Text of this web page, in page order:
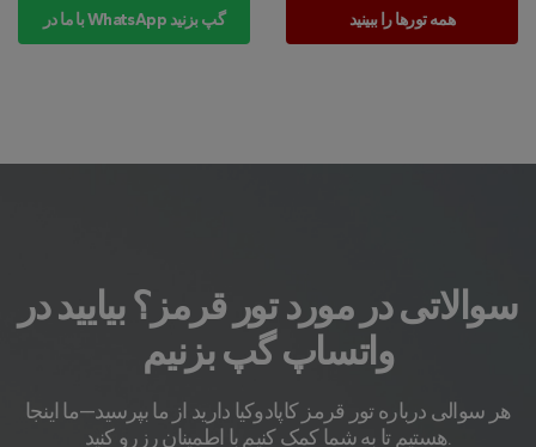
با ما در WhatsApp گپ بزنید همه تورها را ببینید
سوالاتی در مورد تور قرمز؟ بیایید در
واتساپ گپ بزنیم
هر سوالی درباره تور قرمز کاپادوکیا دارید از ما بپرسید—ما اینجا
هستیم تا به شما کمک کنیم با اطمینان رزرو کنید.